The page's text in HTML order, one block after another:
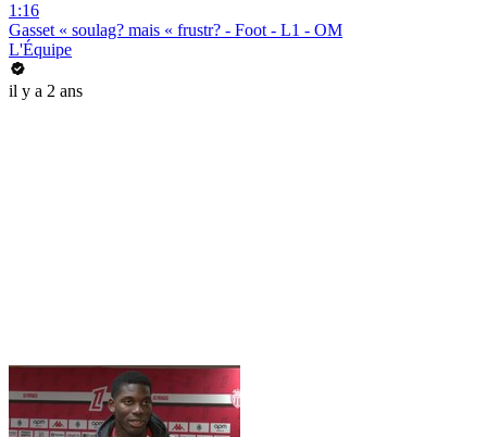
1:16
Gasset « soulag? mais « frustr? - Foot - L1 - OM
L'Équipe
il y a 2 ans